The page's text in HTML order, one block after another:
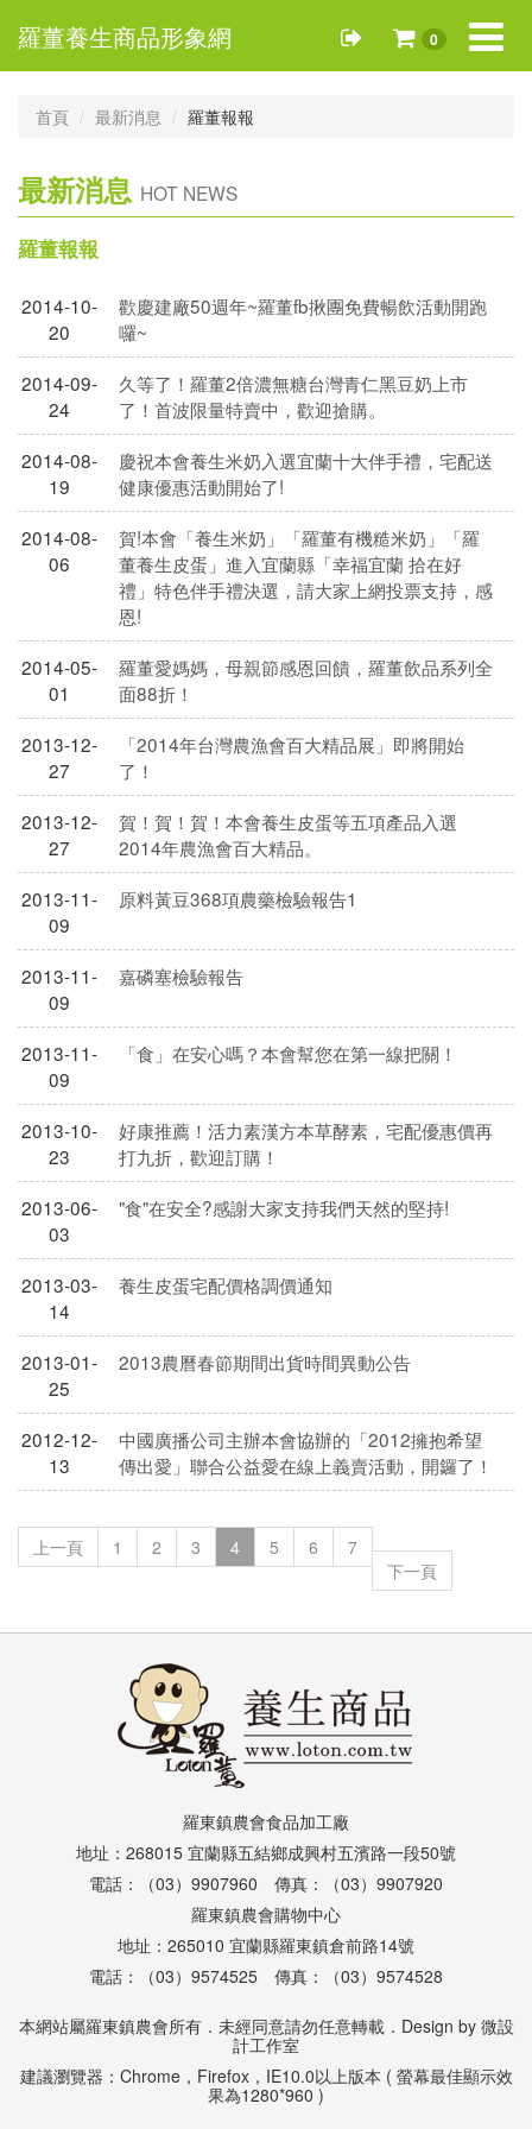
Toggle
羅董養生商品形象網 0
首頁 最新消息 羅董報報
最新消息 HOT NEWS
羅董報報
2014-10-
20
歡慶建廠50週年~羅董fb揪團免費暢飲活動開跑
囉~
2014-09-
24
久等了！羅董2倍濃無糖台灣青仁黑豆奶上市
了！首波限量特賣中，歡迎搶購。
2014-08-
19
慶祝本會養生米奶入選宜蘭十大伴手禮，宅配送
健康優惠活動開始了!
2014-08-
06
賀!本會「養生米奶」「羅董有機糙米奶」「羅
董養生皮蛋」進入宜蘭縣「幸福宜蘭 拾在好
禮」特色伴手禮決選，請大家上網投票支持，感
恩!
2014-05-
01
羅董愛媽媽，母親節感恩回饋，羅董飲品系列全
面88折！
2013-12-
27
「2014年台灣農漁會百大精品展」即將開始
了！
2013-12-
27
賀！賀！賀！本會養生皮蛋等五項產品入選
2014年農漁會百大精品。
2013-11-
09
原料黃豆368項農藥檢驗報告1
2013-11-
09
嘉磷塞檢驗報告
2013-11-
09
「食」在安心嗎？本會幫您在第一線把關！
2013-10-
23
好康推薦！活力素漢方本草酵素，宅配優惠價再
打九折，歡迎訂購！
2013-06-
03
"食"在安全?感謝大家支持我們天然的堅持!
2013-03-
14
養生皮蛋宅配價格調價通知
2013-01-
25
2013農曆春節期間出貨時間異動公告
2012-12-
13
中國廣播公司主辦本會協辦的「2012擁抱希望
傳出愛」聯合公益愛在線上義賣活動，開鑼了！
上一頁 1 2 3 4 5 6
7
下一頁
羅東鎮農會食品加工廠
地址：268015 宜蘭縣五結鄉成興村五濱路一段50號
電話：（03）9907960 傳真：（03）9907920
羅東鎮農會購物中心
地址：265010 宜蘭縣羅東鎮倉前路14號
電話：（03）9574525 傳真：（03）9574528
本網站屬羅東鎮農會所有．未經同意請勿任意轉載．Design by 微設
計工作室
建議瀏覽器：Chrome，Firefox，IE10.0以上版本 ( 螢幕最佳顯示效
果為1280*960 )